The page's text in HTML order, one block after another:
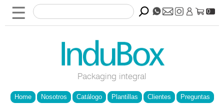
☰
Packaging integral
0
Home Nosotros Catálogo Plantillas Clientes Preguntas